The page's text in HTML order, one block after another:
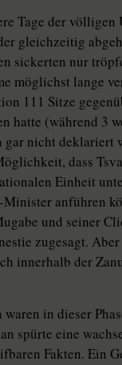
Tage der völligen
gleichzeitig
sickerten nur
möglichst lange
111 Sitze
hatte (während 3
gar nicht deklariert
dass
Einheit
anführen
und seiner
zugesagt.
innerhalb der
in dieser
spürte eine
Fakten. Ein